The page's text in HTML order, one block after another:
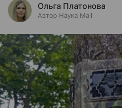
Ольга Платонова
Автор Наука Mail